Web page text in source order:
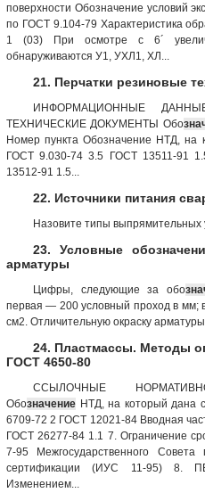
поверхности Обозначение условий
по ГОСТ 9.104-79 Характеристика
1 (03) При осмотре с 6´
обнаруживаются У1, УХЛ1, ХЛ...
21. Перчатки резиновые
ИНФОРМАЦИОННЫЕ
ТЕХНИЧЕСКИЕ ДОКУМЕНТЫ Обо
Номер пункта Обозначение НТД, на
ГОСТ 9.030-74 3.5 ГОСТ 13511-91
13512-91 1.5...
22. Источники питания
Назовите типы выпрямительных
23. Условные
арматуры
Цифры, следующие за обо
первая — 200 условный проход в мм;
см2. Отличительную окраску арматуры
24. Пластмассы. Методы
ГОСТ 4650-80
ССЫЛОЧНЫЕ
Обозначение НТД, на который дана
6709-72 2 ГОСТ 12021-84 Вводная
ГОСТ 26277-84 1.1 7. Ограничение
7-95 Межгосударственного
сертификации (ИУС 11-95) 8.
Изменением...